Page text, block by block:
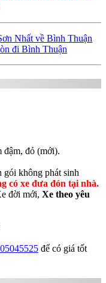
Nhất về Bình Thuận
đi Bình Thuận
đậm, đỏ (mới).
gói không phát sinh
có xe đưa đón tại nhà.
đời mới, Xe theo yêu
để có giá tốt